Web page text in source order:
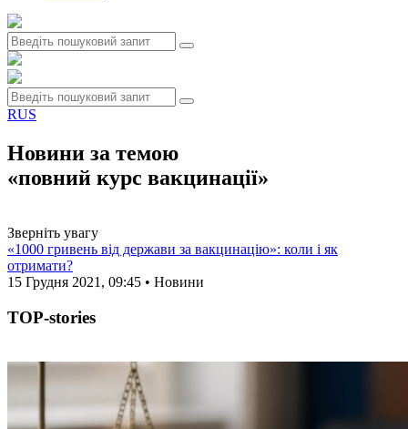
RUS
Новини за темою
«повний курс вакцинації»
Зверніть увагу
«1000 гривень від держави за вакцинацію»: коли і як
отримати?
15 Грудня 2021, 09:45 • Новини
TOP-stories